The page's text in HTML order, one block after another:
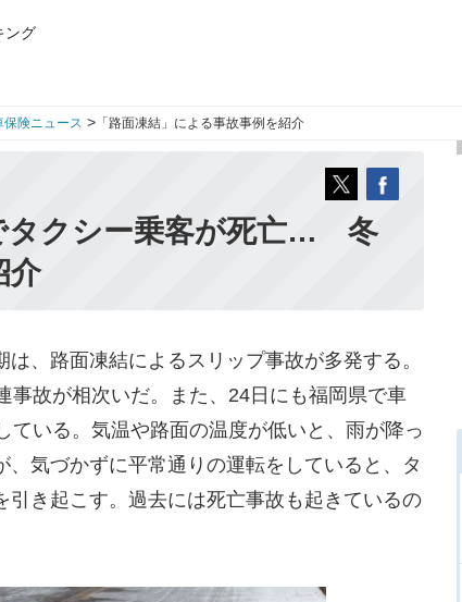
ング
保険ニュース > 「路面凍結」による事故事例を紹介
タクシー乗客が死亡… 冬
介
、路面凍結によるスリップ事故が多発する。
事故が相次いだ。また、24日にも福岡県で車
ている。気温や路面の温度が低いと、雨が降っ
気づかずに平常通りの運転をしていると、タ
引き起こす。過去には死亡事故も起きているの